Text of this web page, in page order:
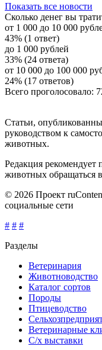
Показать все новости
Сколько денег вы
от 1 000 до 10 000
43% (1 ответ)
до 1 000 рублей
33% (24 ответа)
от 10 000 до 100 000
24% (17 ответов)
Всего проголосовало:
Статьи,
руководством к
животных.
Редакция рекомендует
животных обращаться
© 2026 Проект
социальные сети
# # #
Разделы
Ветеринария
Животноводство
Каталог сортов
Породы
Птицеводство
Ветеринарные
С/х выставки